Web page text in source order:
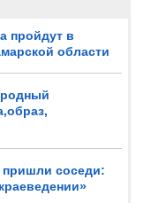
пройдут в
области
пришли соседи: